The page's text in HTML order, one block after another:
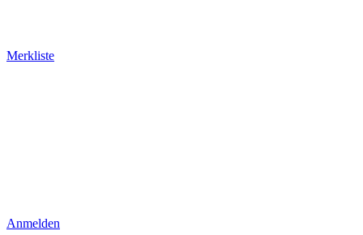
Merkliste
Anmelden